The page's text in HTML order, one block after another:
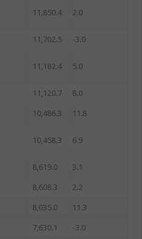
11,850.4 2.0
11,702.5 -3.0
11,182.4 5.0
11,120.7 8.0
10,486.3 11.8
10,458.3 6.9
8,619.0 3.1
8,608.3 2.2
8,035.0 11.3
7,630.1 -3.0